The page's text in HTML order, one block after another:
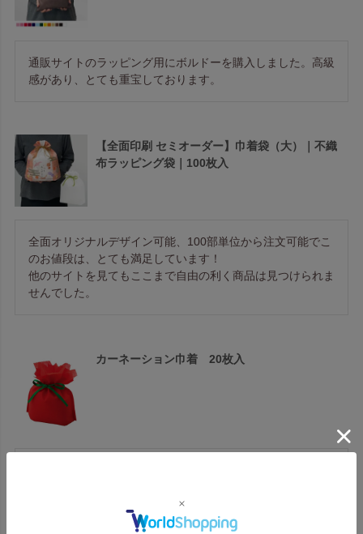
通販サイトのラッピング用にボルドーを購入しました。高級
感があり、とても重宝しております。
【全面印刷 セミオーダー】巾着袋（大）｜不織
布ラッピング袋｜100枚入
全面オリジナルデザイン可能、100部単位から注文可能でこ
のお値段は、とても満足しています！
他のサイトを見てもここまで自由の利く商品は見つけられま
せんでした。
カーネーション巾着 20枚入